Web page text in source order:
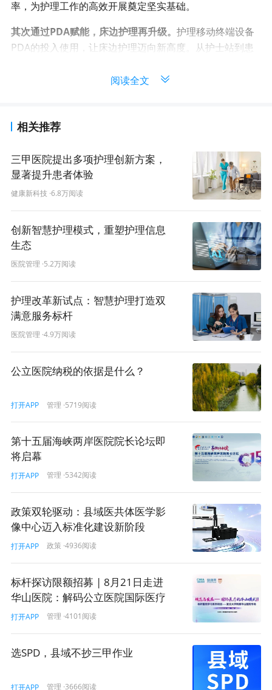
率，为护理工作的高效开展奠定坚实基础。
其次通过PDA赋能，床边护理再升级。 护理移动终端设备
PDA的投入使用，让床边护理迈向新高度。从护士站到患
储，借助无线网络实时传输至数据库中心，精准关联人与
护士使用PDA接收并确认药物，在病房扫描患者腕带收集
信息，确认身份与药物匹配，同时调取电子病历，完成体
征测量、执行医嘱并记录数据，方便病情跟踪和医生查看
病历。护士通过扫描床头卡确认患者身份，核对条形码进
行输液，有效确保输液安全，杜绝差错，这不仅规范护士
业务流程，减少查对错误，还极大提升患者住院满意度，
优化就医流程，增进医患、护患信息互通。
医院还通过“二维码”宣教，开启健康科普新体验。护理团
队推出“二维码”智慧健康宣教，有效解决了纸质宣教资料不
宣教、安全告知及各科室常见疾病宣教等丰富内容，成为
病区一道亮丽风景线。
俗易懂的健康教育知识，随时扫随时看，便捷高效。科普
及健康宣教是护理工作重要内容，详细专业的健康指导有
助于患者康复，提高出院后依从性和自我管理能力，“二维
码”智慧健康宣教让这一工作得到更广泛、深入的开展。
该院还表示，未来将持续聚焦患者所想、所盼，创新护理
工作模式。通过科技赋能，进一步提升护理工作效率，为
护士减负，同时促进护理质量的持续提升，为患者带来更
加安全、高效、人性化的护理服务。
欢迎扫码加入【医院护理创新管理专区】，了解更多医院
护理相关资讯和前沿进展！
护理 智慧护理
243
相关推荐
三甲医院提出多项护理创新方案，
显著提升患者体验
健康新科技 ·6.8万阅读
创新智慧护理模式，重塑护理信息
生态
医院管理 ·5.2万阅读
护理改革新试点：智慧护理打造双
满意服务标杆
医院管理 ·4.9万阅读
公立医院纳税的依据是什么？
打开APP 管理 ·5719阅读
第十五届海峡两岸医院院长论坛即
将启幕
打开APP 管理 ·5342阅读
政策双轮驱动：县域医共体医学影
像中心迈入标准化建设新阶段
打开APP 政策 ·4936阅读
标杆探访限额招募 | 8月21日走进
华山医院：解码公立医院国际医疗
服务的实践方法论！
打开APP 管理 ·4101阅读
选SPD，县域不抄三甲作业
打开APP 管理 ·3666阅读